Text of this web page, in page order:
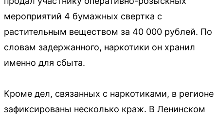
мероприятий 4 бумажных свертка с
растительным веществом за 40 000 рублей. По
словам задержанного, наркотики он хранил
именно для сбыта.
Кроме дел, связанных с наркотиками, в регионе
зафиксированы несколько краж. В Ленинском